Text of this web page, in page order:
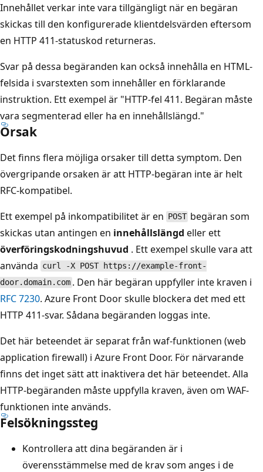
Innehållet verkar inte vara tillgängligt när en begäran
skickas till den konfigurerade klientdelsvärden eftersom
en HTTP 411-statuskod returneras.
Svar på dessa begäranden kan också innehålla en HTML-
felsida i svarstexten som innehåller en förklarande
instruktion. Ett exempel är "HTTP-fel 411. Begäran måste
vara segmenterad eller ha en innehållslängd."
Orsak
Det finns flera möjliga orsaker till detta symptom. Den
övergripande orsaken är att HTTP-begäran inte är helt
RFC-kompatibel.
Ett exempel på inkompatibilitet är en
POST begäran som
skickas utan antingen en innehållslängd eller ett
överföringskodningshuvud . Ett exempel skulle vara att
använda curl -X POST https://example-front-
door.domain.com . Den här begäran uppfyller inte kraven i
RFC 7230. Azure Front Door skulle blockera det med ett
HTTP 411-svar. Sådana begäranden loggas inte.
Det här beteendet är separat från waf-funktionen (web
application firewall) i Azure Front Door. För närvarande
finns det inget sätt att inaktivera det här beteendet. Alla
HTTP-begäranden måste uppfylla kraven, även om WAF-
funktionen inte används.
Felsökningssteg
Kontrollera att dina begäranden är i
överensstämmelse med de krav som anges i de